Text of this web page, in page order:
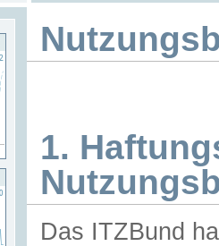
1.
Das ITZBund